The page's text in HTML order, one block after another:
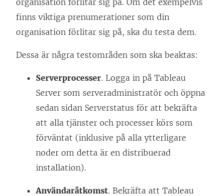
finns viktiga prenumerationer som din
organisation förlitar sig på, ska du testa dem.
Dessa är några testområden som ska beaktas:
Serverprocesser. Logga in på Tableau
Server som serveradministratör och öppna
sedan sidan Serverstatus för att bekräfta
att alla tjänster och processer körs som
förväntat (inklusive på alla ytterligare
noder om detta är en distribuerad
installation).
Användaråtkomst. Bekräfta att Tableau